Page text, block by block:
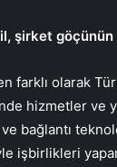
şirket
farklı olarak
hizmetler ve
bağlantı
işbirlikleri